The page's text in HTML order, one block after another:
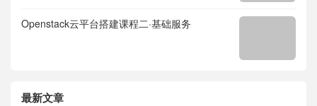
Openstack云平台搭建课程二·基础服务
最新文章